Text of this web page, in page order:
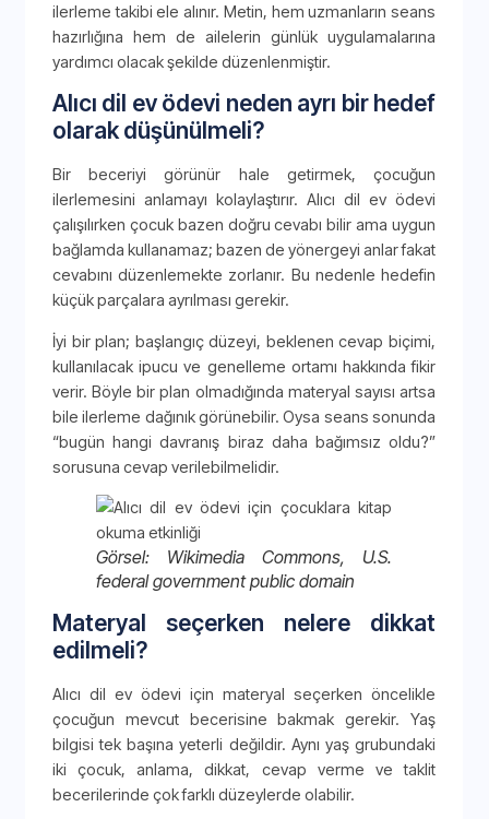
ilerleme takibi ele alınır. Metin, hem uzmanların seans
hazırlığına hem de ailelerin günlük uygulamalarına
yardımcı olacak şekilde düzenlenmiştir.
Alıcı dil ev ödevi neden ayrı bir hedef
olarak düşünülmeli?
Bir beceriyi görünür hale getirmek, çocuğun
ilerlemesini anlamayı kolaylaştırır. Alıcı dil ev ödevi
çalışılırken çocuk bazen doğru cevabı bilir ama uygun
bağlamda kullanamaz; bazen de yönergeyi anlar fakat
cevabını düzenlemekte zorlanır. Bu nedenle hedefin
küçük parçalara ayrılması gerekir.
İyi bir plan; başlangıç düzeyi, beklenen cevap biçimi,
kullanılacak ipucu ve genelleme ortamı hakkında fikir
verir. Böyle bir plan olmadığında materyal sayısı artsa
bile ilerleme dağınık görünebilir. Oysa seans sonunda
“bugün hangi davranış biraz daha bağımsız oldu?”
sorusuna cevap verilebilmelidir.
Görsel: Wikimedia Commons, U.S.
federal government public domain
Materyal seçerken nelere dikkat
edilmeli?
Alıcı dil ev ödevi için materyal seçerken öncelikle
çocuğun mevcut becerisine bakmak gerekir. Yaş
bilgisi tek başına yeterli değildir. Aynı yaş grubundaki
iki çocuk, anlama, dikkat, cevap verme ve taklit
becerilerinde çok farklı düzeylerde olabilir.